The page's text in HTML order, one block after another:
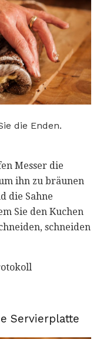
die Enden.
Messer die
ihn zu bräunen
die Sahne
Sie den Kuchen
schneiden
Servierplatte